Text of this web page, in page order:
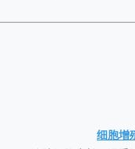
细胞增